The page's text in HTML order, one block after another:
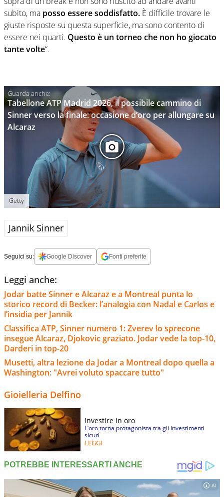
subito, ma posso essere soddisfatto. È difficile trovare le
giuste risposte su questa superficie, ma sono contento di
essere nei quarti. Questo è un torneo che non ho giocato
tante volte“.
Tabellone ATP Madrid 2026, il possibile cammino di
Sinner verso la finale: occasione d’oro per allungare su
Alcaraz
Getty
Jannik Sinner
Seguici su: Google Discover Fonti preferite
Leggi anche:
Jodar batte Sinner e Alcaraz e a Montreal punta lo
storico record di Becker: l’analogia con Nadal e Carlos e
l’insidia per Jannik
Classifica ATP, Sinner numero 1: Zverev lo sprecone
insegue Alcaraz, Djokovic graziato. Jodar vede la top-10,
Darderi in top-20
Musetti, altra lezione da Jodar a Montreal dopo quella a
Washington: "Avrei voluto spaccare tutto"
Gioielleria Delfino
Investire in oro
L’oro torna protagonista tra gli investimenti
sicuri
LEGGI